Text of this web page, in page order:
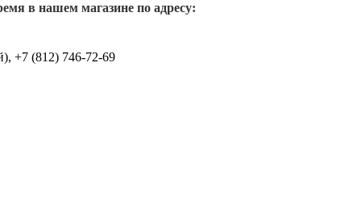
в нашем магазине по адресу:
+7 (812) 746-72-69